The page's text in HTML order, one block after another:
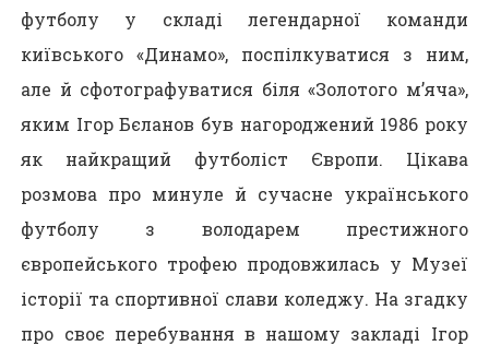
футболу у складі легендарної команди
київського «Динамо», поспілкуватися з ним,
але й сфотографуватися біля «Золотого м’яча»,
яким Ігор Бєланов був нагороджений 1986 року
як найкращий футболіст Європи. Цікава
розмова про минуле й сучасне українського
футболу з володарем престижного
європейського трофею продовжилась у Музеї
історії та спортивної слави коледжу. На згадку
про своє перебування в нашому закладі Ігор